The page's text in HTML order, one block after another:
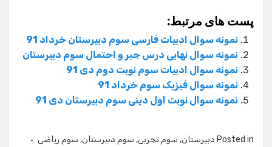
پست های مرتبط:
نمونه سوال ادبیات فارسی سوم دبیرستان خرداد 91
نمونه سوال نهایی درس جبر و احتمال سوم دبیرستان
نمونه سوال ادبیات سوم نوبت دوم دی 91
نمونه سوال فیزیک سوم خرداد 91
نمونه سوال نوبت اول دینی سوم دبیرستان دی 91
Posted in دبیرستان, سوم تجربی, سوم دبیرستان, سوم ریاضی